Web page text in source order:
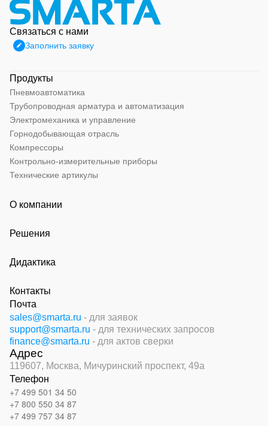
Связаться с нами
Заполнить заявку
Продукты
Пневмоавтоматика
Трубопроводная арматура и автоматизация
Электромеханика и управление
Горнодобывающая отрасль
Компрессоры
Контрольно-измерительные приборы
Технические артикулы
О компании
Решения
Дидактика
Контакты
Почта
sales@smarta.ru - для заявок
support@smarta.ru - для технических запросов
finance@smarta.ru - для актов сверки
Адрес
119607, Москва, Мичуринский проспект, 49а
Телефон
+7 499 501 34 50
+7 800 550 34 87
+7 499 757 34 87